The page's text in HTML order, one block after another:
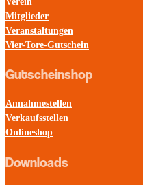
Mitglieder
Veranstaltungen
Vier-Tore-Gutschein
Gutscheinshop
Annahmestellen
Verkaufsstellen
Onlineshop
Downloads